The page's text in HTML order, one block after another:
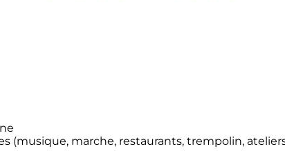
(musique, marche, restaurants, trempolin,